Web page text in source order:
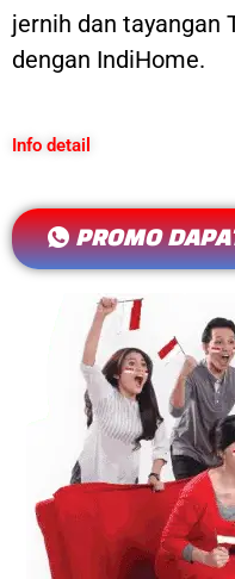
jernih dan tayangan
dengan IndiHome.
Info detail
PROMO